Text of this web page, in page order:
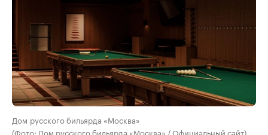
Дом русского бильярда «Москва»
(Фото: Дом русского бильярда «Москва» / Официальный сайт)